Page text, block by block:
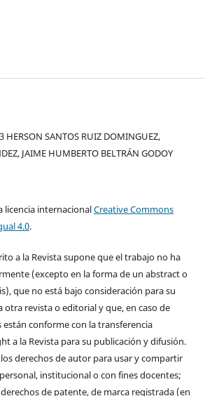
SANTOS RUIZ DOMINGUEZ,
JAIME HUMBERTO BELTRÁN GODOY
licencia internacionalCreative Commons
4.0.
a la Revista supone que el trabajo no ha
(excepto en la forma de un abstract o
que no está bajo consideración para su
otra revista o editorial y que, en caso de
conforme con la transferencia
a la Revista para su publicación y difusión.
derechos de autor para usar y compartir
institucional o con fines docentes;
de patente, de marca registrada (en